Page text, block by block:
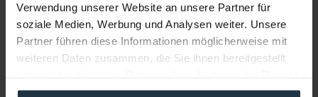
Verwendung unserer Website an unsere Partner für
soziale Medien, Werbung und Analysen weiter. Unsere
Partner führen diese Informationen möglicherweise mit
weiteren Daten zusammen, die Sie ihnen bereitgestellt
gesammelt haben.
Medien